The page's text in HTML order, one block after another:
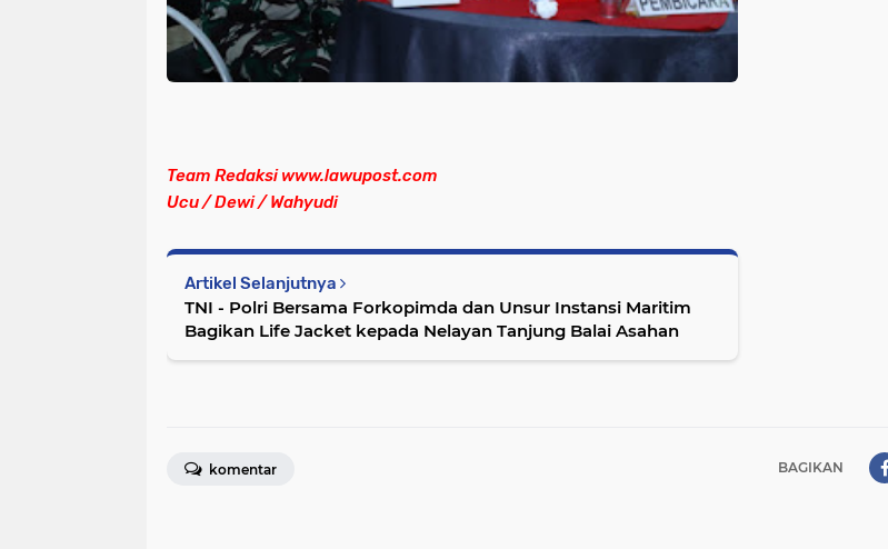
Team Redaksi www.lawupost.com
Ucu / Dewi / Wahyudi
Artikel Selanjutnya
TNI - Polri Bersama Forkopimda dan Unsur Instansi Maritim
Bagikan Life Jacket kepada Nelayan Tanjung Balai Asahan
BAGIKAN
komentar